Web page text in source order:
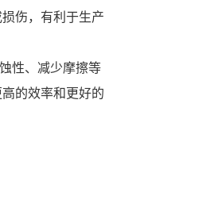
伤，有利于生产
性、减少摩擦等
的效率和更好的